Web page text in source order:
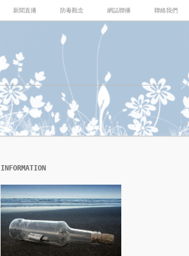
新聞直播 防毒觀念 網誌聯播 聯絡我們
INFORMATION